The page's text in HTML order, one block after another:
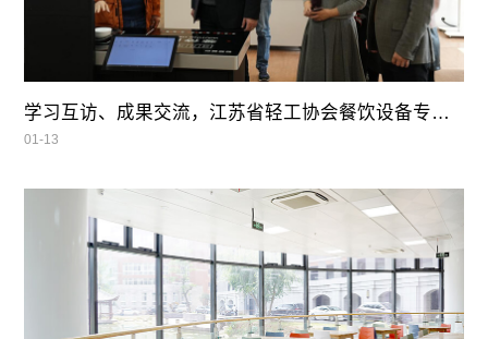
学习互访、成果交流，江苏省轻工协会餐饮设备专业委员会领导莅临我司参观指导
01-13